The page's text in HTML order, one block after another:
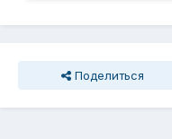
Поделиться